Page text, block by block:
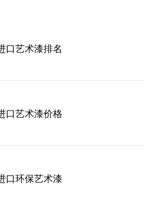
口艺术漆排名
口艺术漆价格
口环保艺术漆